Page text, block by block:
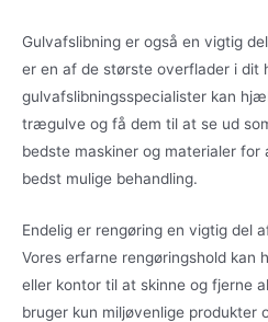
Gulvafslibning er også en vigtig
er en af de største overflader i dit
gulvafslibningsspecialister kan
trægulve og få dem til at se ud
bedste maskiner og materialer
bedst mulige behandling.
Endelig er rengøring en vigtig del
Vores erfarne rengøringshold kan
eller kontor til at skinne og fjerne
bruger kun miljøvenlige produkter